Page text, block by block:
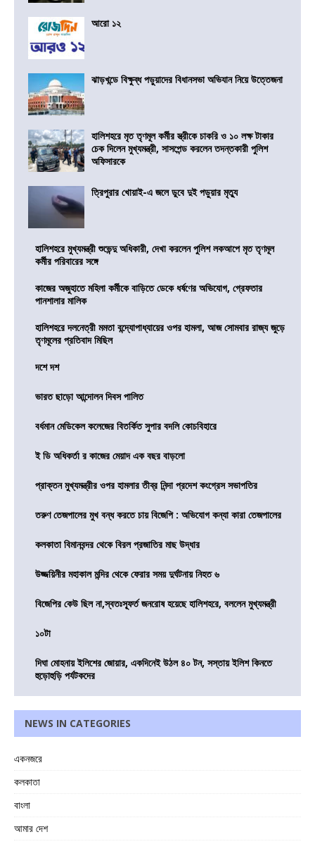
আরো ১২
ঝাড়খন্ডে বিক্ষুব্ধ পড়ুয়াদের বিধানসভা অভিযান নিয়ে উত্তেজনা
হালিশহরে মৃত তৃণমূল কর্মীর স্ত্রীকে চাকরি ও ১০ লক্ষ টাকার
চেক দিলেন মুখ্যমন্ত্রী, সাসপেন্ড করলেন তদন্তকারী পুলিশ
অফিসারকে
ত্রিপুরার খোয়াই-এ জলে ডুবে দুই পড়ুয়ার মৃত্যু
হালিশহরে মুখ্যমন্ত্রী শুভেন্দু অধিকারী, দেখা করলেন পুলিশ লকআপে মৃত তৃণমূল
কর্মীর পরিবারের সঙ্গে
কাজের অজুহাতে মহিলা কর্মীকে বাড়িতে ডেকে ধর্ষণের অভিযোগ, গ্রেফতার
পানশালার মালিক
হালিশহরে দলনেত্রী মমতা বন্দ্যোপাধ্যায়ের ওপর হামলা, আজ সোমবার রাজ্য জুড়ে
তৃণমূলের প্রতিবাদ মিছিল
দশে দশ
ভারত ছাড়ো আন্দোলন দিবস পালিত
বর্ধমান মেডিকেল কলেজের বিতর্কিত সুপার বদলি কোচবিহারে
ই ডি অধিকর্তা র কাজের মেয়াদ এক বছর বাড়লো
প্রাক্তন মুখ্যমন্ত্রীর ওপর হামলার তীব্র নিন্দা প্রদেশ কংগ্রেস সভাপতির
তরুণ তেজপালের মুখ বন্ধ করতে চায় বিজেপি : অভিযোগ কন্যা কারা তেজপালের
কলকাতা বিমানবন্দর থেকে বিরল প্রজাতির মাছ উদ্ধার
উজ্জয়িনীর মহাকাল মন্দির থেকে ফেরার সময় দুর্ঘটনায় নিহত ৬
বিজেপির কেউ ছিল না,স্বতঃস্ফূর্ত জনরোষ হয়েছে হালিশহরে, বললেন মুখ্যমন্ত্রী
১০টা
দিঘা মোহনায় ইলিশের জোয়ার, একদিনেই উঠল ৪০ টন, সস্তায় ইলিশ কিনতে
হুড়োহুড়ি পর্যটকদের
NEWS IN CATEGORIES
একনজরে
কলকাতা
বাংলা
আমার দেশ